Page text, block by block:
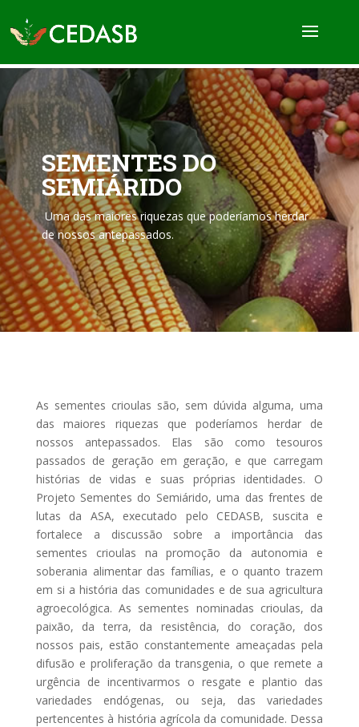
SEMENTES DO
SEMIÁRIDO
Uma das maiores riquezas que poderíamos herdar
de nossos antepassados.
As sementes crioulas são, sem dúvida alguma, uma
das maiores riquezas que poderíamos herdar de
nossos antepassados. Elas são como tesouros
passados de geração em geração, e que carregam
histórias de vidas e suas próprias identidades. O
Projeto Sementes do Semiárido, uma das frentes de
lutas da ASA, executado pelo CEDASB, suscita e
fortalece a discussão sobre a importância das
sementes crioulas na promoção da autonomia e
soberania alimentar das famílias, e o quanto trazem
em si a história das comunidades e de sua agricultura
agroecológica. As sementes nominadas crioulas, da
paixão, da terra, da resistência, do coração, dos
nossos pais, estão constantemente ameaçadas pela
difusão e proliferação da transgenia, o que remete a
urgência de incentivarmos o resgate e plantio das
variedades endógenas, ou seja, das variedades
pertencentes à história agrícola da comunidade. Dessa